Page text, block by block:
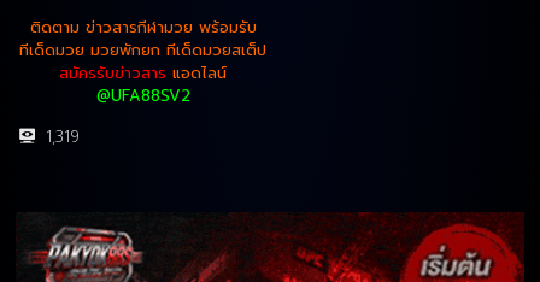
ติดตาม ข่าวสารกีฬามวย พร้อมรับ
ทีเด็ดมวย มวยพักยก ทีเด็ดมวยสเต็ป
สมัครรับข่าวสาร แอดไลน์
@UFA88SV2
1,319